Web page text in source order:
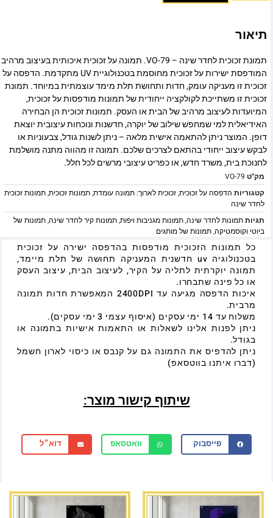
תיאור
תמונת זכוכית לחדר שינה – VO-79. תמונה על זכוכית איכותית בעיצוב מרהיב
המודפסת ישירות על זכוכית מחוסמת בטכנולוגיית UV מתקדמת. הדפסה על
זכוכית זו מעניקה עומק, חדות ותחושת תלת מימד עוצמתית במיוחד. תמונת
זכוכית זו משתייכת לקולקציה ייחודית של תמונות מודפסות על זכוכית,
המיועדות לעיצוב מרהיב של הבית או העסק. תמונות זכוכית הן הבחירה
האידיאלית למי שמחפש שילוב של יוקרה, חדשנות ונוכחות עיצובית יוצאת
דופן. המוצר ניתן להתאמה אישית מלאה – ניתן לשנות גודל, צבעוניות או
לבקש עיצוב ייחודי בהתאם לצרכים שלכם. תמונה זו מהווה מתנה מושלמת
לחנוכת בית, משרד חדש, או כפריט עיצובי מרשים לכל חלל.
מק"ט VO-79
קטגוריות הדפסה על זכוכית,זכוכית לארוך: תמונה עומדת,תמונות זכוכית,תמונות זכוכית
לחדר שינה
תגיותתמונות לחדר שינה,תמונות מגניבות ויפות,תמונות קיר לחדר שינה,תמונות של
ביוטי וקוסמטיקה,תמונות של מותגים
כל תמונות הזכוכית מודפסות בהדפסה ישירה על זכוכית
בטכנולוגיה uv חדשנית המעניקה תחושה של תלת מיימד,
תמונה יוקרתית לתליה על הקיר, לעיצוב הבית, עיצוב העסק
או כל פינה שתבחרו.
איכות הדפסה מגיעה עד 2400DPI המאפשרת חדות תמונה
מרבית.
משלוח עד 14 ימי עסקים (איסוף עצמי 3 ימי עסקים).
ניתן לפנות אלינו לשאלות או התאמות אישיות בתמונה או
בגודל.
ניתן להדפיס את התמונה גם על קנבס או כיסוי לארון חשמל
(דברו איתנו בווטסאפ)
שיתוף קישור מוצר:
פייסבוק וואטסאפ דוא״ל